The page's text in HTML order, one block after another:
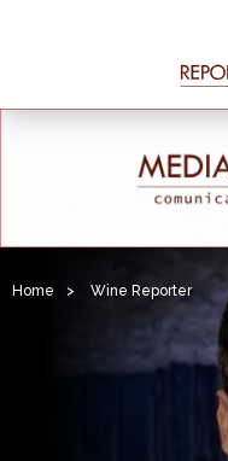
Home > Wine Reporter